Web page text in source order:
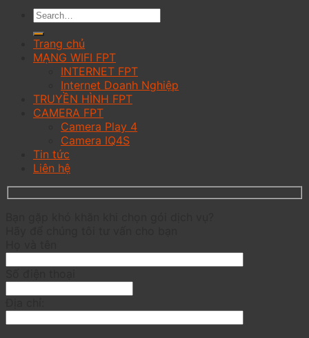
Trang chủ
MẠNG WIFI FPT
INTERNET FPT
Internet Doanh Nghiệp
TRUYỀN HÌNH FPT
CAMERA FPT
Camera Play 4
Camera IQ4S
Tin tức
Liên hệ